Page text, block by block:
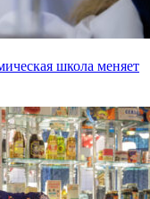
школа меняет